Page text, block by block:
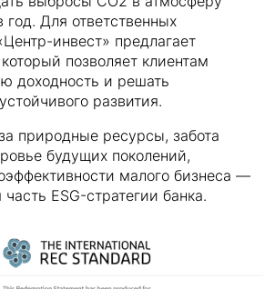
Для ответственных
инвест» предлагает
позволяет клиентам
доходность и решать
развития.
природные ресурсы, забота
будущих поколений,
малого бизнеса —
ESG-стратегии банка.